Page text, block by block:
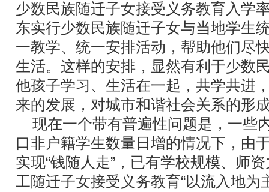
少数民族随迁子女接受义务教育入学
东实行少数民族随迁子女与当地学生
一教学、统一安排活动，帮助他们尽
生活。这样的安排，显然有利于少数
他孩子学习、生活在一起，共学共进
来的发展，对城市和谐社会关系的形
现在一个带有普遍性问题是，一些
口非户籍学生数量日增的情况下，由
实现“钱随人走”，已有学校规模、师
工随迁子女接受义务教育“以流入地为